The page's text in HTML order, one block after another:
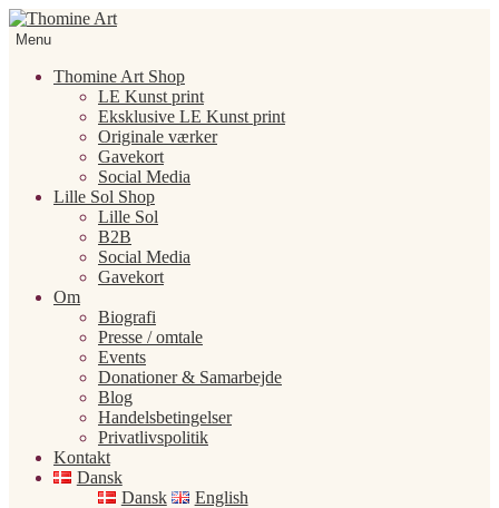
Spring
til
Spring
tilMenu
Thomine Art Shop
LE Kunst print
Eksklusive LE Kunst print
Originale værker
Gavekort
Social Media
Lille Sol Shop
Lille Sol
B2B
Social Media
Gavekort
Om
Biografi
Presse / omtale
Events
Donationer & Samarbejde
Blog
Handelsbetingelser
Privatlivspolitik
Kontakt
Dansk
Dansk
English